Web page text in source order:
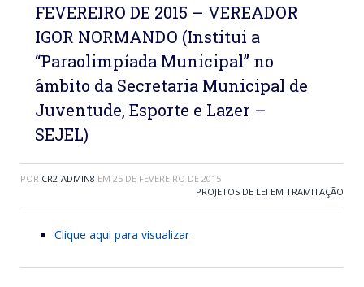
FEVEREIRO DE 2015 – VEREADOR
IGOR NORMANDO (Institui a
“Paraolimpíada Municipal” no
âmbito da Secretaria Municipal de
Juventude, Esporte e Lazer –
SEJEL)
POR CR2-ADMIN8 EM 25 DE FEVEREIRO DE 2015
PROJETOS DE LEI EM TRAMITAÇÃO
Clique aqui para visualizar